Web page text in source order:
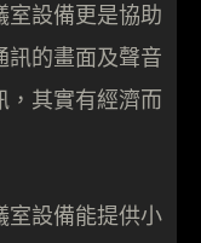
室設備更是協助
訊的畫面及聲音
，其實有經濟而
室設備能提供小